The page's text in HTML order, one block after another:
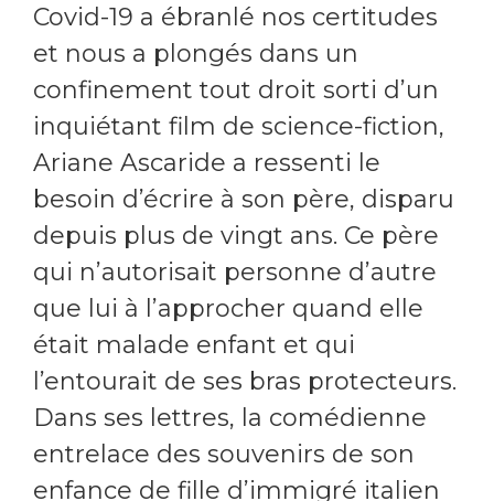
Covid-19 a ébranlé nos certitudes
et nous a plongés dans un
confinement tout droit sorti d’un
inquiétant film de science-fiction,
Ariane Ascaride a ressenti le
besoin d’écrire à son père, disparu
depuis plus de vingt ans. Ce père
qui n’autorisait personne d’autre
que lui à l’approcher quand elle
était malade enfant et qui
l’entourait de ses bras protecteurs.
Dans ses lettres, la comédienne
entrelace des souvenirs de son
enfance de fille d’immigré italien